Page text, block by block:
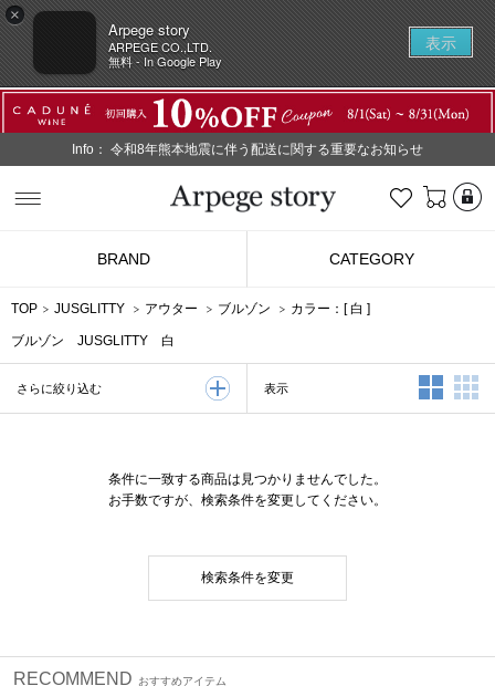
×
Arpege story
ARPEGE CO.,LTD.
無料 - In Google Play
表示
Info： 令和8年熊本地震に伴う配送に関する重要なお知らせ
お気に入り
BRAND CATEGORY
TOP JUSGLITTY アウター ブルゾン カラー：[白 ]
ブルゾン JUSGLITTY 白
さらに絞り込む 表示 2列表示
条件に一致する商品は見つかりませんでした。
お手数ですが、検索条件を変更してください。
検索条件を変更
RECOMMEND おすすめアイテム